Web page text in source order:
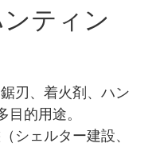
ティン
刃、着火剤、ハン
的用途。
シェルター建設、